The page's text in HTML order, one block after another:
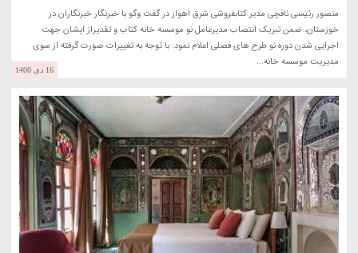
منصور رئیسی نافچی مدیر کتابفروشی شرق اهواز در گفت وگو با خبرنگار خبرنگاران در
خوزستان، ضمن تبریک انتصاب مدیرعامل نو موسسه خانه کتاب و تقدیراز ایشان جهت
اجرایی شدن دوره نو طرح های فصلی اعلام نمود: با توجه به تغییرات صورت گرفته از سوی
مدیریت موسسه خانه...
16 دی 1400